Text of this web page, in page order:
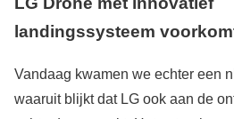
landingssysteem
Vandaag kwamen we echter een
waaruit blijkt dat LG ook aan de